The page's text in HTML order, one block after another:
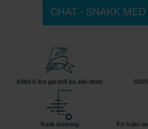
CHAT - SNAKK MED
Alltid 5 års garanti på alle deler
Rask levering Fri frakt